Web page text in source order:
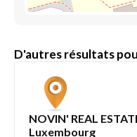
D'autres résultats
NOVIN' REAL
Luxembourg